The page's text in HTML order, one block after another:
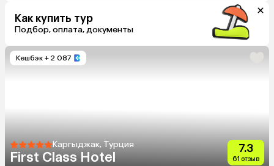
Как купить тур
Подбор, оплата, документы
Кешбэк + 2 087
Каргыджак, Турция
First Class Hotel
7.3
61 отзыв